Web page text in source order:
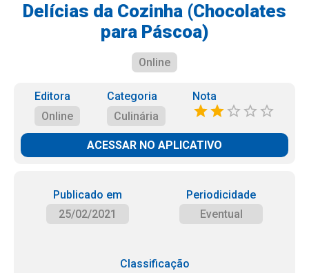
Delícias da Cozinha (Chocolates
para Páscoa)
Online
Editora
Online
Categoria
Culinária
Nota
ACESSAR NO APLICATIVO
Publicado em
25/02/2021
Periodicidade
Eventual
Classificação